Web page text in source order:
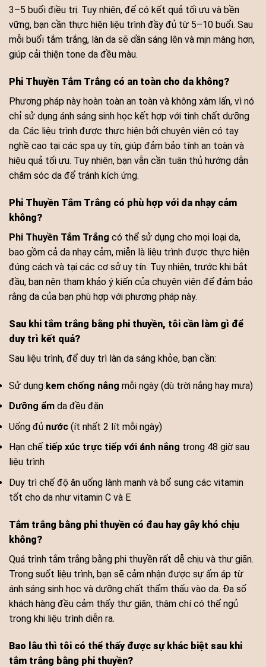
3–5 buổi điều trị. Tuy nhiên, để có kết quả tối ưu và bền
vững, bạn cần thực hiện liệu trình đầy đủ từ 5–10 buổi. Sau
mỗi buổi tắm trắng, làn da sẽ dần sáng lên và mịn màng hơn,
giúp cải thiện tone da đều màu.
Phi Thuyền Tắm Trắng có an toàn cho da không?
Phương pháp này hoàn toàn an toàn và không xâm lấn, vì nó
chỉ sử dụng ánh sáng sinh học kết hợp với tinh chất dưỡng
da. Các liệu trình được thực hiện bởi chuyên viên có tay
nghề cao tại các spa uy tín, giúp đảm bảo tính an toàn và
hiệu quả tối ưu. Tuy nhiên, bạn vẫn cần tuân thủ hướng dẫn
chăm sóc da để tránh kích ứng.
Phi Thuyền Tắm Trắng có phù hợp với da nhạy cảm
không?
Phi Thuyền Tắm Trắng có thể sử dụng cho mọi loại da,
bao gồm cả da nhạy cảm, miễn là liệu trình được thực hiện
đúng cách và tại các cơ sở uy tín. Tuy nhiên, trước khi bắt
đầu, bạn nên tham khảo ý kiến của chuyên viên để đảm bảo
rằng da của bạn phù hợp với phương pháp này.
Sau khi tắm trắng bằng phi thuyền, tôi cần làm gì để
duy trì kết quả?
Sau liệu trình, để duy trì làn da sáng khỏe, bạn cần:
Sử dụng kem chống nắng mỗi ngày (dù trời nắng hay mưa)
Dưỡng ẩm da đều đặn
Uống đủ nước (ít nhất 2 lít mỗi ngày)
Hạn chế tiếp xúc trực tiếp với ánh nắng trong 48 giờ sau
liệu trình
Duy trì chế độ ăn uống lành mạnh và bổ sung các vitamin
tốt cho da như vitamin C và E
Tắm trắng bằng phi thuyền có đau hay gây khó chịu
không?
Quá trình tắm trắng bằng phi thuyền rất dễ chịu và thư giãn.
Trong suốt liệu trình, bạn sẽ cảm nhận được sự ấm áp từ
ánh sáng sinh học và dưỡng chất thẩm thấu vào da. Đa số
khách hàng đều cảm thấy thư giãn, thậm chí có thể ngủ
trong khi liệu trình diễn ra.
Bao lâu thì tôi có thể thấy được sự khác biệt sau khi
tắm trắng bằng phi thuyền?